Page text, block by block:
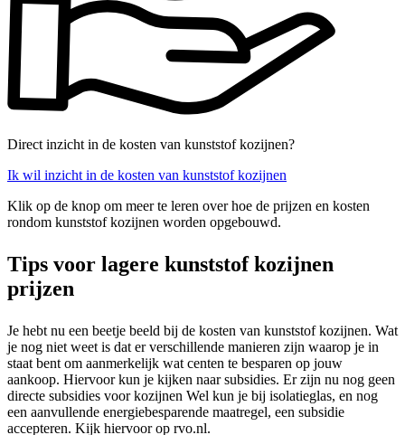
Direct inzicht in de kosten van kunststof kozijnen?
Ik wil inzicht in de kosten van kunststof kozijnen
Klik op de knop om meer te leren over hoe de prijzen en kosten
rondom kunststof kozijnen worden opgebouwd.
Tips voor lagere kunststof kozijnen
prijzen
Je hebt nu een beetje beeld bij de kosten van kunststof kozijnen. Wat
je nog niet weet is dat er verschillende manieren zijn waarop je in
staat bent om aanmerkelijk wat centen te besparen op jouw
aankoop. Hiervoor kun je kijken naar subsidies. Er zijn nu nog geen
directe subsidies voor kozijnen Wel kun je bij isolatieglas, en nog
een aanvullende energiebesparende maatregel, een subsidie
accepteren. Kijk hiervoor op rvo.nl.